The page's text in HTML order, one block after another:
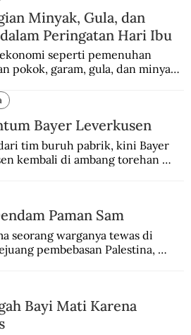
Minyak, Gula, dan
Peringatan Hari Ibu
seperti pemenuhan
pokok, garam, gula, dan minyak
Hari Ibu.
Bayer Leverkusen
tim buruh pabrik, kini Bayer
kembali di ambang torehan
Paman Sam
seorang warganya tewas di
pembebasan Palestina,
Bayi Mati Karena